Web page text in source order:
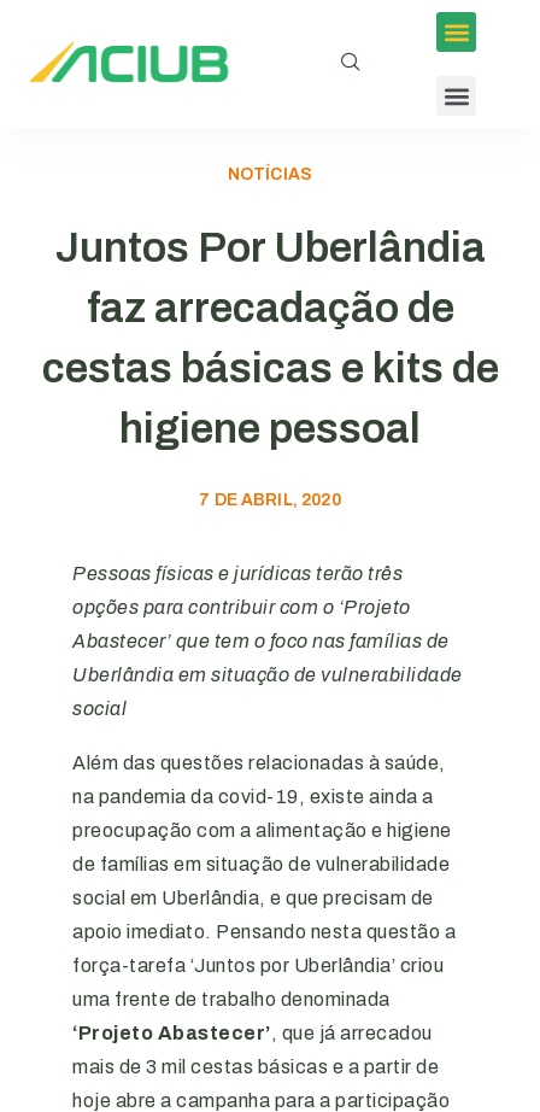
NOTÍCIAS
Juntos Por Uberlândia
faz arrecadação de
cestas básicas e kits de
higiene pessoal
7 DE ABRIL, 2020
Pessoas físicas e jurídicas terão três
opções para contribuir com o ‘Projeto
Abastecer’ que tem o foco nas famílias de
Uberlândia em situação de vulnerabilidade
social
Além das questões relacionadas à saúde,
na pandemia da covid-19, existe ainda a
preocupação com a alimentação e higiene
de famílias em situação de vulnerabilidade
social em Uberlândia, e que precisam de
apoio imediato. Pensando nesta questão a
força-tarefa ‘Juntos por Uberlândia’ criou
uma frente de trabalho denominada
‘Projeto Abastecer’, que já arrecadou
mais de 3 mil cestas básicas e a partir de
hoje abre a campanha para a participação